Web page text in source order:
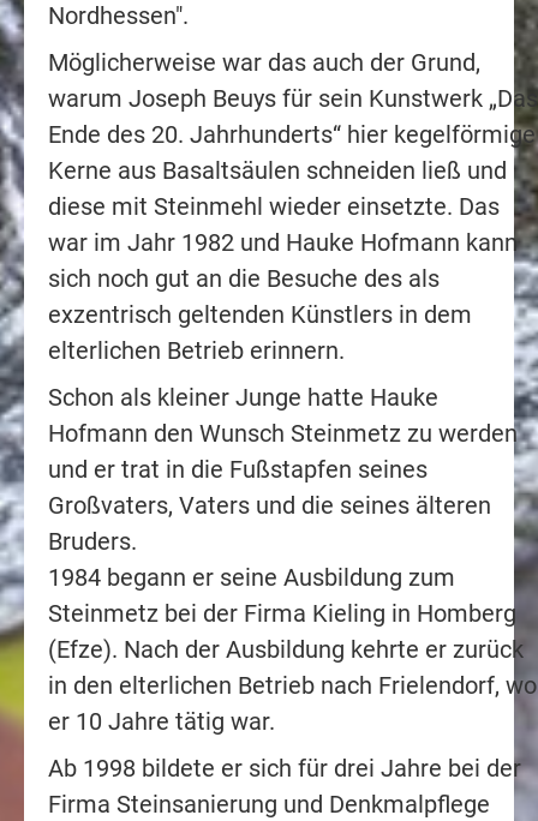
Nordhessen".
Möglicherweise war das auch der Grund,
warum Joseph Beuys für sein Kunstwerk „Das
Ende des 20. Jahrhunderts“ hier kegelförmige
Kerne aus Basaltsäulen schneiden ließ und
diese mit Steinmehl wieder einsetzte. Das
war im Jahr 1982 und Hauke Hofmann kann
sich noch gut an die Besuche des als
exzentrisch geltenden Künstlers in dem
elterlichen Betrieb erinnern.
Schon als kleiner Junge hatte Hauke
Hofmann den Wunsch Steinmetz zu werden
und er trat in die Fußstapfen seines
Großvaters, Vaters und die seines älteren
Bruders.
1984 begann er seine Ausbildung zum
Steinmetz bei der Firma Kieling in Homberg
(Efze). Nach der Ausbildung kehrte er zurück
in den elterlichen Betrieb nach Frielendorf, wo
er 10 Jahre tätig war.
Ab 1998 bildete er sich für drei Jahre bei der
Firma Steinsanierung und Denkmalpflege